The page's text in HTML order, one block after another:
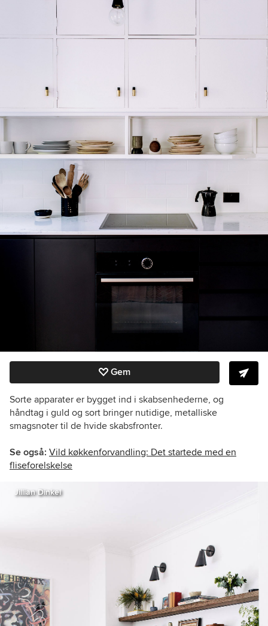
Gem
Sorte apparater er bygget ind i skabsenhederne, og
håndtag i guld og sort bringer nutidige, metalliske
smagsnoter til de hvide skabsfronter.
Se også: Vild køkkenforvandling: Det startede med en
fliseforelskelse
Jillian Dinkel